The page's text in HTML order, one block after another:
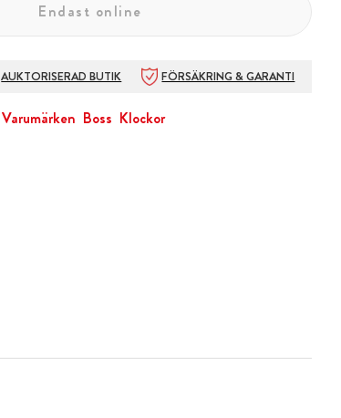
Endast online
AUKTORISERAD BUTIK FÖRSÄKRING & GARANTI
Varumärken Boss Klockor